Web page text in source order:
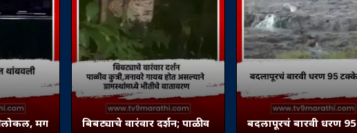
लोकल, मग
बिबट्याचे वारंवार दर्शन; पाळीव
बदलापूरचं बारवी धरण 95